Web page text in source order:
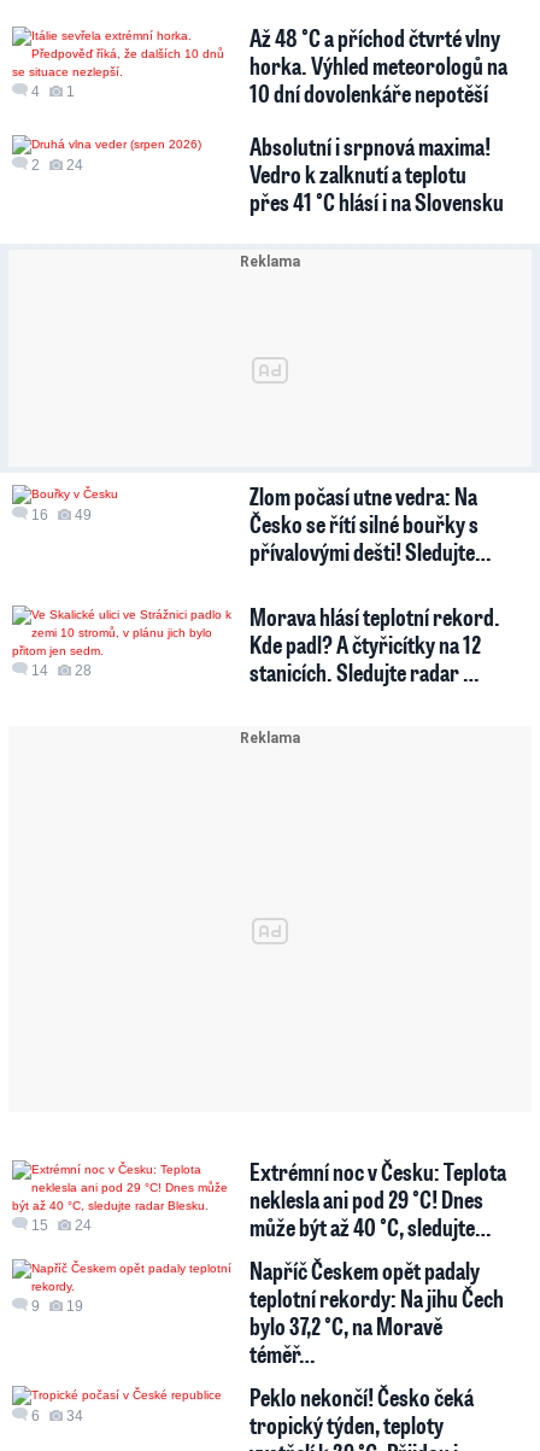
4 1
Až 48 °C a příchod čtvrté vlny
horka. Výhled meteorologů na
10 dní dovolenkáře nepotěší
2 24
Absolutní i srpnová maxima!
Vedro k zalknutí a teplotu
přes 41 °C hlásí i na Slovensku
16 49
Zlom počasí utne vedra: Na
Česko se řítí silné bouřky s
přívalovými dešti! Sledujte…
14 28
Morava hlásí teplotní rekord.
Kde padl? A čtyřicítky na 12
stanicích. Sledujte radar …
15 24
Extrémní noc v Česku: Teplota
neklesla ani pod 29 °C! Dnes
může být až 40 °C, sledujte…
9 19
Napříč Českem opět padaly
teplotní rekordy: Na jihu Čech
bylo 37,2 °C, na Moravě
téměř…
6 34
Peklo nekončí! Česko čeká
tropický týden, teploty